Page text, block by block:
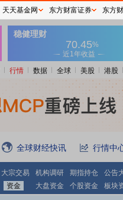
行情 数据 全球 美股 港股
全球财经快讯 行情中
大宗交易 机构调研 期指持仓
公告
资金 大盘资金 个股资金 板块
天天基金网 东方财富证券 东方